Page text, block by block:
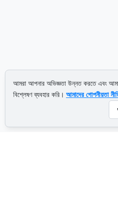
আমরা আপনার অভিজ্ঞতা উন্নত করতে এবং
বিশ্লেষণ ব্যবহার করি। আমাদের গোপনীয়তা